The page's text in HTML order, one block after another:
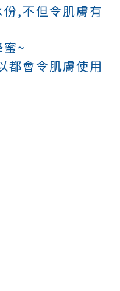
,不但令肌膚有
~
都會令肌膚使用